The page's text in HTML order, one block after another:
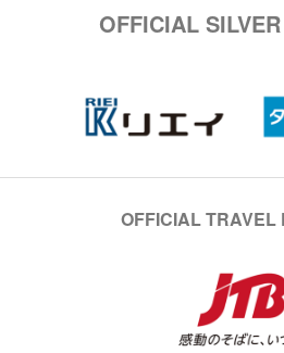
OFFICIAL
OFFICIAL TRAVEL